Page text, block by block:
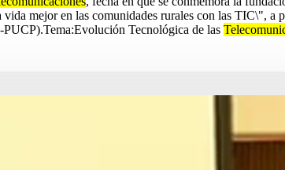
mejor en las comunidades rurales con las TIC\", a
Tecnológica de las